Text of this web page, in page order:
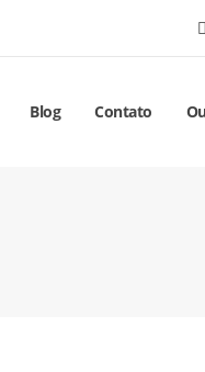
Blog Contato